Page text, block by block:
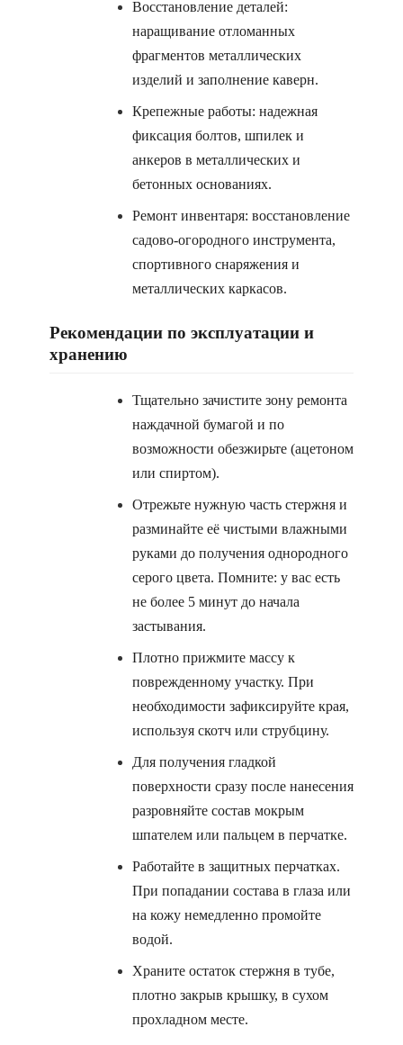
Восстановление деталей:
наращивание отломанных
фрагментов металлических
изделий и заполнение каверн.
Крепежные работы: надежная
фиксация болтов, шпилек и
анкеров в металлических и
бетонных основаниях.
Ремонт инвентаря: восстановление
садово-огородного инструмента,
спортивного снаряжения и
металлических каркасов.
Рекомендации по эксплуатации и
хранению
Тщательно зачистите зону ремонта
наждачной бумагой и по
возможности обезжирьте (ацетоном
или спиртом).
Отрежьте нужную часть стержня и
разминайте её чистыми влажными
руками до получения однородного
серого цвета. Помните: у вас есть
не более 5 минут до начала
застывания.
Плотно прижмите массу к
поврежденному участку. При
необходимости зафиксируйте края,
используя скотч или струбцину.
Для получения гладкой
поверхности сразу после нанесения
разровняйте состав мокрым
шпателем или пальцем в перчатке.
Работайте в защитных перчатках.
При попадании состава в глаза или
на кожу немедленно промойте
водой.
Храните остаток стержня в тубе,
плотно закрыв крышку, в сухом
прохладном месте.